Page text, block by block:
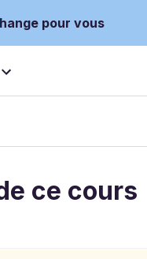
pour vous
ce cours